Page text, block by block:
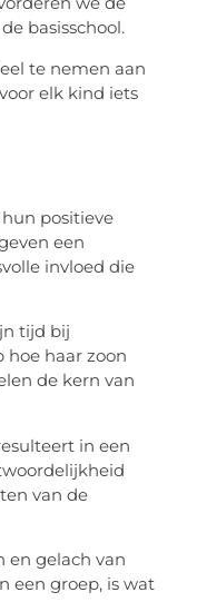
basisschool.
te nemen aan
elk kind iets
positieve
een
invloed die
tijd bij
haar zoon
de kern van
in een
van de
en gelach van
een groep, is wat